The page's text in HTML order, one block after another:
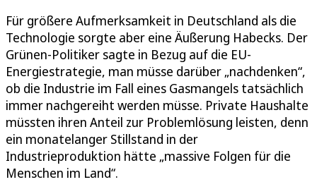
Für größere Aufmerksamkeit in Deutschland als die
Technologie sorgte aber eine Äußerung Habecks. Der
Grünen-Politiker sagte in Bezug auf die EU-
Energiestrategie, man müsse darüber „nachdenken“,
ob die Industrie im Fall eines Gasmangels tatsächlich
immer nachgereiht werden müsse. Private Haushalte
müssten ihren Anteil zur Problemlösung leisten, denn
ein monatelanger Stillstand in der
Industrieproduktion hätte „massive Folgen für die
Menschen im Land“.